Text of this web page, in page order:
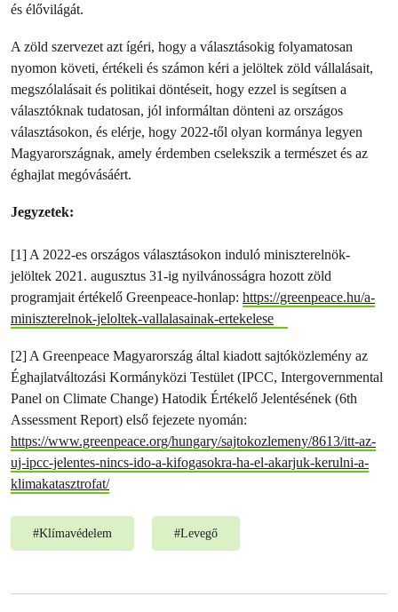
és élővilágát.
A zöld szervezet azt ígéri, hogy a választásokig folyamatosan
nyomon követi, értékeli és számon kéri a jelöltek zöld vállalásait,
megszólalásait és politikai döntéseit, hogy ezzel is segítsen a
választóknak tudatosan, jól informáltan dönteni az országos
választásokon, és elérje, hogy 2022-től olyan kormánya legyen
Magyarországnak, amely érdemben cselekszik a természet és az
éghajlat megóvásáért.
Jegyzetek:
[1] A 2022-es országos választásokon induló miniszterelnök-
jelöltek 2021. augusztus 31-ig nyilvánosságra hozott zöld
programjait értékelő Greenpeace-honlap: https://greenpeace.hu/a-
miniszterelnok-jeloltek-vallalasainak-ertekelese
[2] A Greenpeace Magyarország által kiadott sajtóközlemény az
Éghajlatváltozási Kormányközi Testület (IPCC, Intergovernmental
Panel on Climate Change) Hatodik Értékelő Jelentésének (6th
Assessment Report) első fejezete nyomán:
https://www.greenpeace.org/hungary/sajtokozlemeny/8613/itt-az-
uj-ipcc-jelentes-nincs-ido-a-kifogasokra-ha-el-akarjuk-kerulni-a-
klimakatasztrofat/
#Klímavédelem #Levegő